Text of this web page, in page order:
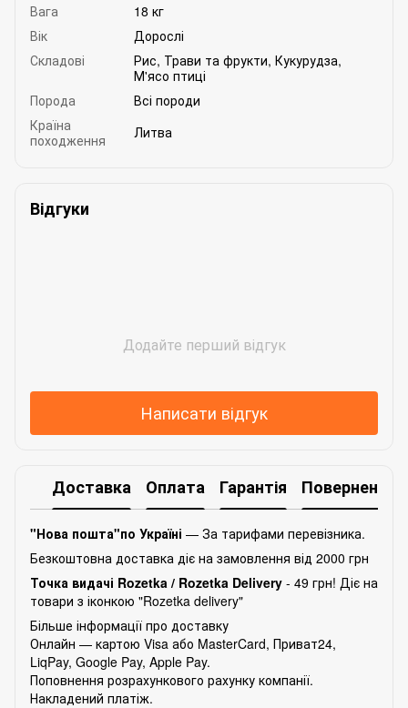
Вага
18 кг
Вік
Дорослі
Складові
Рис, Трави та фрукти, Кукурудза,
М'ясо птиці
Порода
Всі породи
Країна
походження
Литва
Відгуки
Додайте перший відгук
Написати відгук
Доставка Оплата Гарантія Повернення
"Нова пошта"по Україні — За тарифами перевізника.
Безкоштовна доставка діє на замовлення від 2000 грн
Точка видачі Rozetka / Rozetka Delivery - 49 грн! Діє на
товари з іконкою "Rozetka delivery"
Більше інформації про доставку
Онлайн — картою Visa або MasterCard, Приват24,
LiqPay, Google Pay, Apple Pay.
Поповнення розрахункового рахунку компанії.
Накладений платіж.